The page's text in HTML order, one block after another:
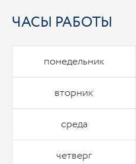
ЧАСЫ РАБОТЫ
понедельник
вторник
среда
четверг